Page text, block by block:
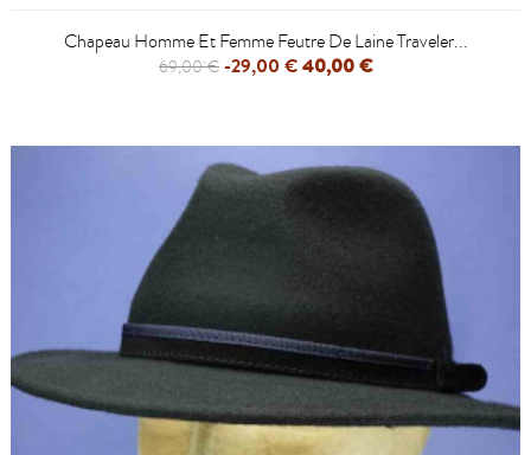
Chapeau Homme Et Femme Feutre De Laine Traveler...
69,00 € -29,00 €40,00 €